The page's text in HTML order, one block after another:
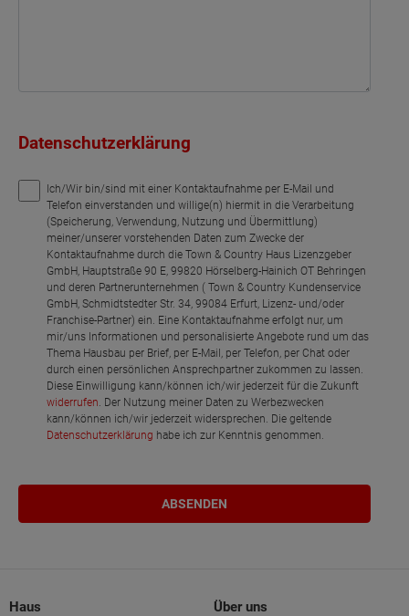
Datenschutzerklärung
Ich/Wir bin/sind mit einer Kontaktaufnahme per E-Mail und
Telefon einverstanden und willige(n) hiermit in die Verarbeitung
(Speicherung, Verwendung, Nutzung und Übermittlung)
meiner/unserer vorstehenden Daten zum Zwecke der
Kontaktaufnahme durch die Town & Country Haus Lizenzgeber
GmbH, Hauptstraße 90 E, 99820 Hörselberg-Hainich OT Behringen
und deren Partnerunternehmen ( Town & Country Kundenservice
GmbH, Schmidtstedter Str. 34, 99084 Erfurt, Lizenz- und/oder
Franchise-Partner) ein. Eine Kontaktaufnahme erfolgt nur, um
mir/uns Informationen und personalisierte Angebote rund um das
Thema Hausbau per Brief, per E-Mail, per Telefon, per Chat oder
durch einen persönlichen Ansprechpartner zukommen zu lassen.
Diese Einwilligung kann/können ich/wir jederzeit für die Zukunft
widerrufen. Der Nutzung meiner Daten zu Werbezwecken
kann/können ich/wir jederzeit widersprechen. Die geltende
Datenschutzerklärung habe ich zur Kenntnis genommen.
Haus Über uns